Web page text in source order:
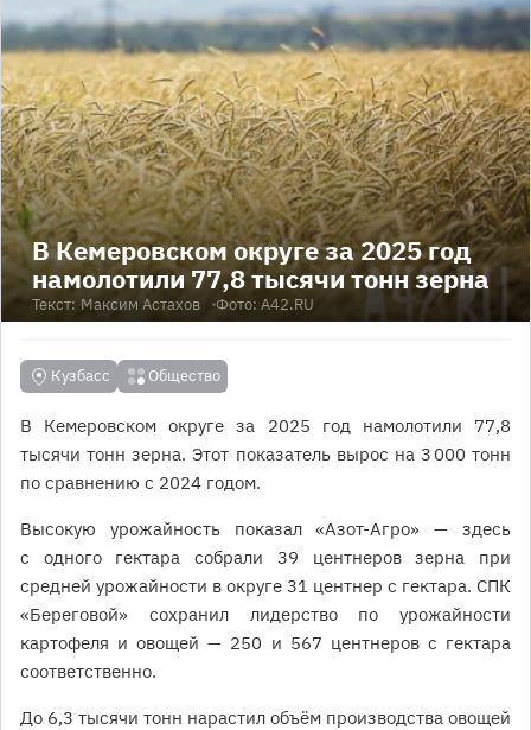
В Кемеровском округе за 2025 год
намолотили 77,8 тысячи тонн зерна
Текст: Максим Астахов Фото: A42.RU
Кузбасс Общество
В Кемеровском округе за 2025 год намолотили 77,8
тысячи тонн зерна. Этот показатель вырос на 3 000 тонн
по сравнению с 2024 годом.
Высокую урожайность показал «Азот-Агро» — здесь
с одного гектара собрали 39 центнеров зерна при
средней урожайности в округе 31 центнер с гектара. СПК
«Береговой» сохранил лидерство по урожайности
картофеля и овощей — 250 и 567 центнеров с гектара
соответственно.
До 6,3 тысячи тонн нарастил объём производства овощей